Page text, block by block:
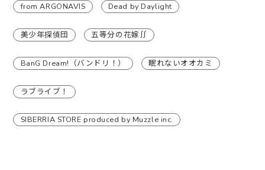
from ARGONAVIS Dead by Daylight
美少年探偵団 五等分の花嫁∬
BanG Dream!（バンドリ！） 眠れないオオカミ
ラブライブ！
SIBERRIA STORE produced by Muzzle inc.